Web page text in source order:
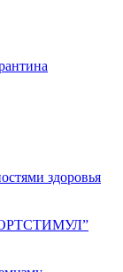
здоровья